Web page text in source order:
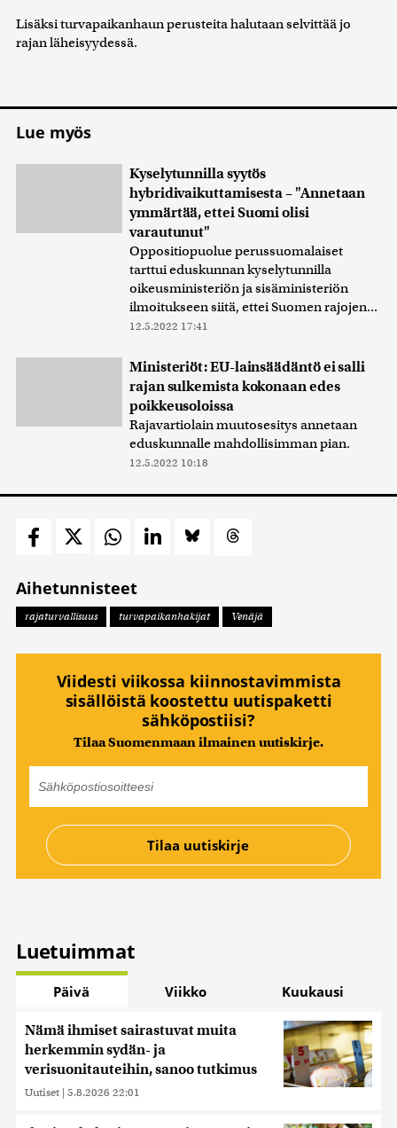
Lisäksi turvapaikanhaun perusteita halutaan selvittää jo
rajan läheisyydessä.
Lue myös
Kyselytunnilla syytös
hybridivaikuttamisesta – "Annetaan
ymmärtää, ettei Suomi olisi
varautunut"
Oppositiopuolue perussuomalaiset
tarttui eduskunnan kyselytunnilla
oikeusministeriön ja sisäministeriön
ilmoitukseen siitä, ettei Suomen rajojen...
12.5.2022 17:41
Ministeriöt: EU-lainsäädäntö ei salli
rajan sulkemista kokonaan edes
poikkeusoloissa
Rajavartiolain muutosesitys annetaan
eduskunnalle mahdollisimman pian.
12.5.2022 10:18
Aihetunnisteet
rajaturvallisuus turvapaikanhakijat Venäjä
Viidesti viikossa kiinnostavimmista
sisällöistä koostettu uutispaketti
sähköpostiisi?
Tilaa Suomenmaan ilmainen uutiskirje.
Luetuimmat
Päivä Viikko Kuukausi
Nämä ihmiset sairastuvat muita
herkemmin sydän- ja
verisuonitauteihin, sanoo tutkimus
Uutiset | 5.8.2026 22:01